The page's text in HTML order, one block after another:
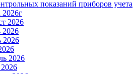
показаний приборов учета
2026
2026